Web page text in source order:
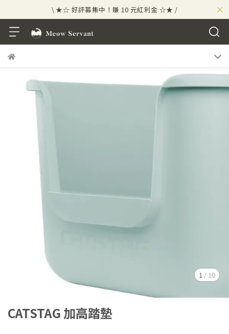
×
\ ★☆ 好評募集中！賺 10 元紅利金 ☆★ /
⟡⣠𝘄𝗲𝗹𝗰𝗼𝗺𝗲 ⁘ 新會員贈 50 元紅利金
\ ★☆ 好評募集中！賺 10 元紅利金 ☆★ /
1 / 10
CATSTAG 加高踏墊